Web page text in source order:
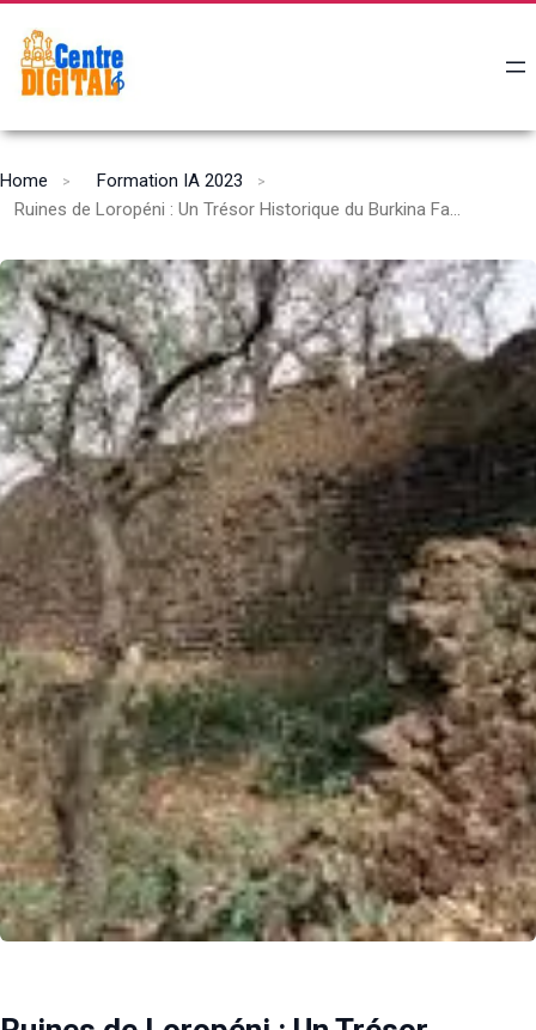
Home
Formation IA 2023
Ruines de Loropéni : Un Trésor Historique du Burkina Faso